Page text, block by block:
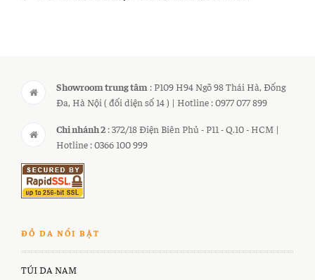
Showroom trung tâm : P109 H94 Ngõ 98 Thái Hà, Đống
Đa, Hà Nội ( đối diện số 14 ) | Hotline : 0977 077 899
Chi nhánh 2 : 372/18 Điện Biên Phủ - P11 - Q.10 - HCM |
Hotline : 0366 100 999
ĐỒ DA NỔI BẬT
TÚI DA NAM